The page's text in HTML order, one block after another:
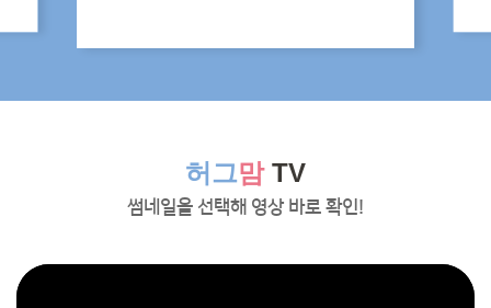
허그맘TV
썸네일을 선택해 영상 바로 확인!